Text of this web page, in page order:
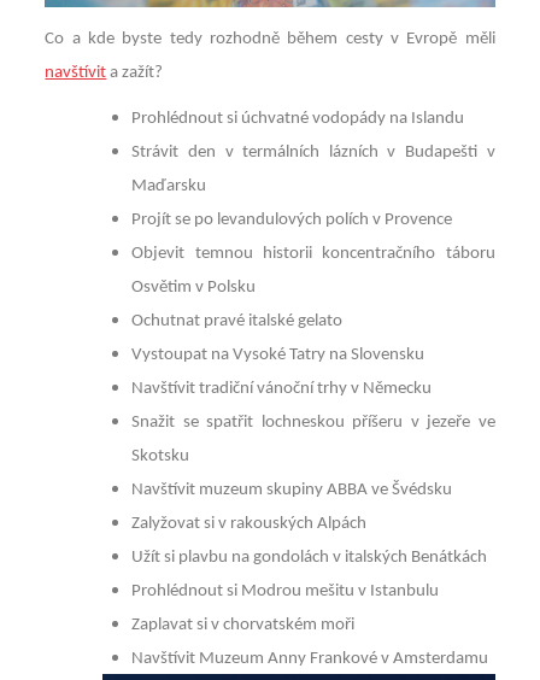
Co a kde byste tedy rozhodně během cesty v Evropě měli
navštívit a zažít?
Prohlédnout si úchvatné vodopády na Islandu
Strávit den v termálních lázních v Budapešti v
Maďarsku
Projít se po levandulových polích v Provence
Objevit temnou historii koncentračního táboru
Osvětim v Polsku
Ochutnat pravé italské gelato
Vystoupat na Vysoké Tatry na Slovensku
Navštívit tradiční vánoční trhy v Německu
Snažit se spatřit lochneskou příšeru v jezeře ve
Skotsku
Navštívit muzeum skupiny ABBA ve Švédsku
Zalyžovat si v rakouských Alpách
Užít si plavbu na gondolách v italských Benátkách
Prohlédnout si Modrou mešitu v Istanbulu
Zaplavat si v chorvatském moři
Navštívit Muzeum Anny Frankové v Amsterdamu